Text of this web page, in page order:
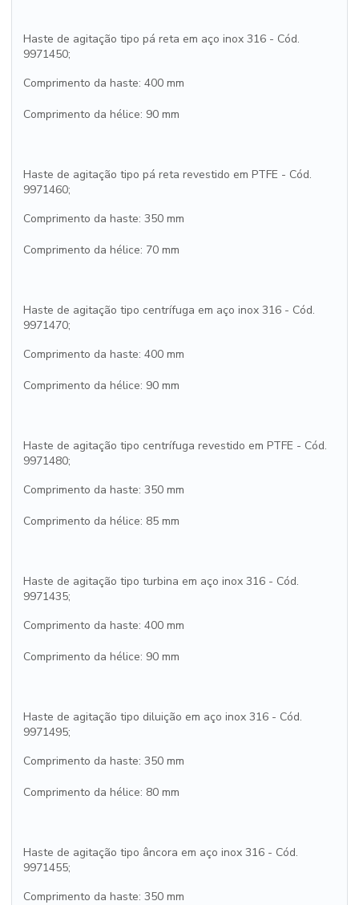
Haste de agitação tipo pá reta em aço inox 316 - Cód.
9971450;
Comprimento da haste: 400 mm
Comprimento da hélice: 90 mm
Haste de agitação tipo pá reta revestido em PTFE - Cód.
9971460;
Comprimento da haste: 350 mm
Comprimento da hélice: 70 mm
Haste de agitação tipo centrífuga em aço inox 316 - Cód.
9971470;
Comprimento da haste: 400 mm
Comprimento da hélice: 90 mm
Haste de agitação tipo centrífuga revestido em PTFE - Cód.
9971480;
Comprimento da haste: 350 mm
Comprimento da hélice: 85 mm
Haste de agitação tipo turbina em aço inox 316 - Cód.
9971435;
Comprimento da haste: 400 mm
Comprimento da hélice: 90 mm
Haste de agitação tipo diluição em aço inox 316 - Cód.
9971495;
Comprimento da haste: 350 mm
Comprimento da hélice: 80 mm
Haste de agitação tipo âncora em aço inox 316 - Cód.
9971455;
Comprimento da haste: 350 mm